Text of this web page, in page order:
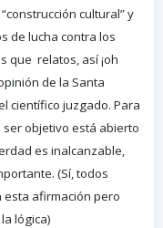
cultural” y
de lucha contra los
que relatos, así ¡oh
de la Santa
científico juzgado. Para
objetivo está abierto
es inalcanzable,
(Sí, todos
esta afirmación pero
lógica)